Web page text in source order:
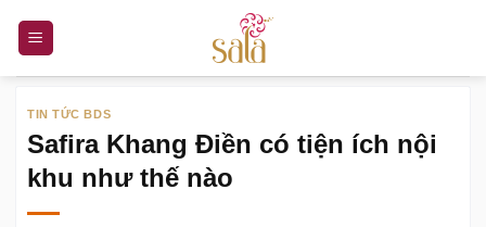
nội
TIN TỨC BDS
Safira Khang Điền có tiện ích nội
khu như thế nào